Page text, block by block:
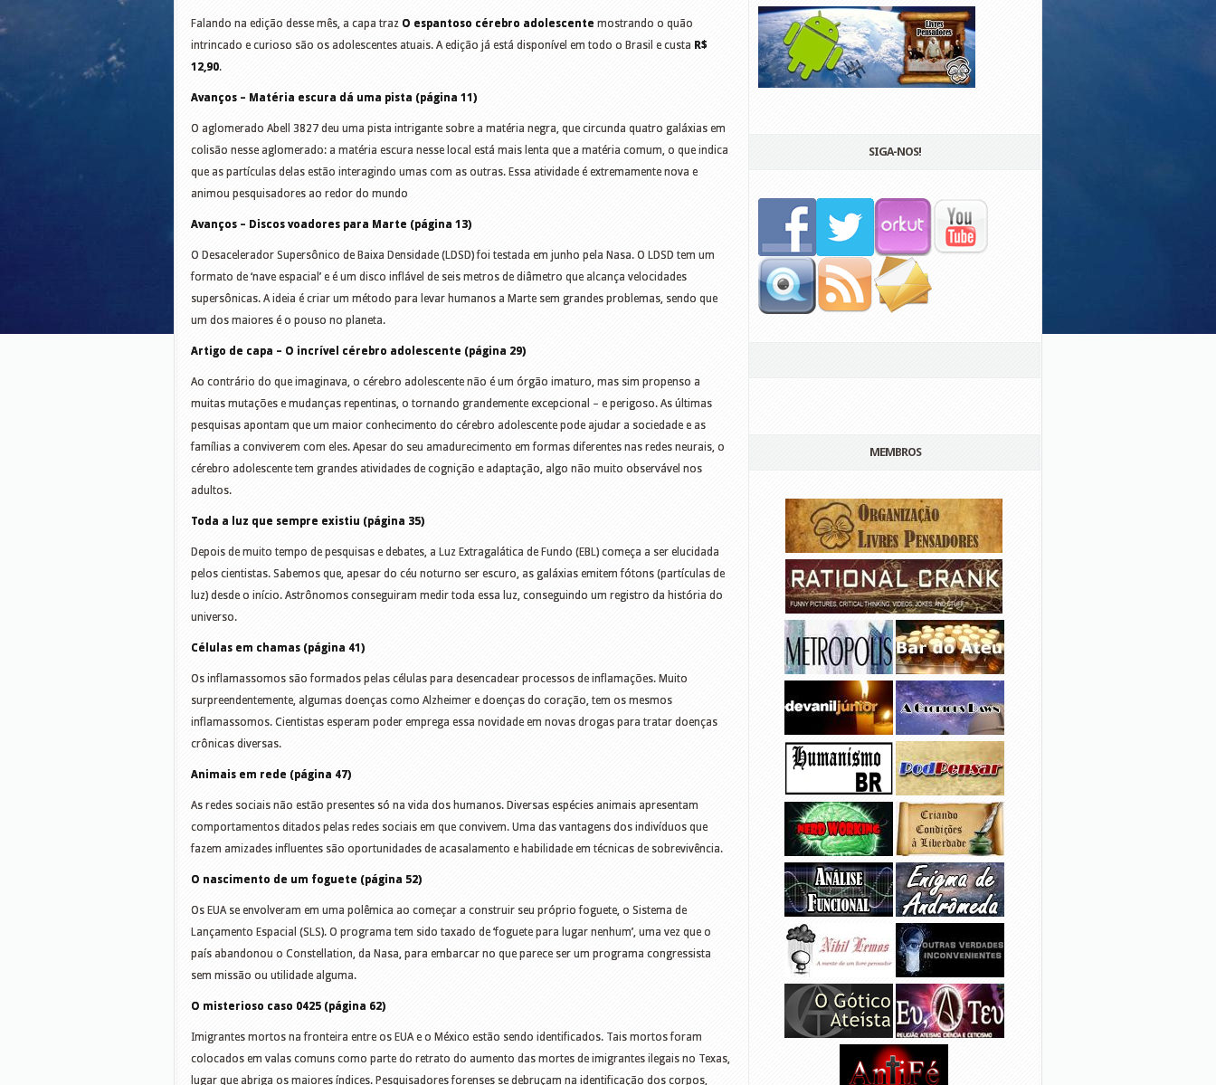
Falando na edição desse mês, a capa traz O espantoso cérebro adolescente mostrando o quão
intrincado e curioso são os adolescentes atuais. A edição já está disponível em todo o Brasil e custa R$
12,90.
Avanços – Matéria escura dá uma pista (página 11)
O aglomerado Abell 3827 deu uma pista intrigante sobre a matéria negra, que circunda quatro galáxias em
colisão nesse aglomerado: a matéria escura nesse local está mais lenta que a matéria comum, o que indica
que as partículas delas estão interagindo umas com as outras. Essa atividade é extremamente nova e
animou pesquisadores ao redor do mundo
Avanços – Discos voadores para Marte (página 13)
O Desacelerador Supersônico de Baixa Densidade (LDSD) foi testada em junho pela Nasa. O LDSD tem um
formato de ‘nave espacial’ e é um disco inflável de seis metros de diâmetro que alcança velocidades
supersônicas. A ideia é criar um método para levar humanos a Marte sem grandes problemas, sendo que
um dos maiores é o pouso no planeta.
Artigo de capa – O incrível cérebro adolescente (página 29)
Ao contrário do que imaginava, o cérebro adolescente não é um órgão imaturo, mas sim propenso a
muitas mutações e mudanças repentinas, o tornando grandemente excepcional – e perigoso. As últimas
pesquisas apontam que um maior conhecimento do cérebro adolescente pode ajudar a sociedade e as
famílias a conviverem com eles. Apesar do seu amadurecimento em formas diferentes nas redes neurais, o
cérebro adolescente tem grandes atividades de cognição e adaptação, algo não muito observável nos
adultos.
Toda a luz que sempre existiu (página 35)
Depois de muito tempo de pesquisas e debates, a Luz Extragalática de Fundo (EBL) começa a ser elucidada
pelos cientistas. Sabemos que, apesar do céu noturno ser escuro, as galáxias emitem fótons (partículas de
luz) desde o início. Astrônomos conseguiram medir toda essa luz, conseguindo um registro da história do
universo.
Células em chamas (página 41)
Os inflamassomos são formados pelas células para desencadear processos de inflamações. Muito
surpreendentemente, algumas doenças como Alzheimer e doenças do coração, tem os mesmos
inflamassomos. Cientistas esperam poder emprega essa novidade em novas drogas para tratar doenças
crônicas diversas.
Animais em rede (página 47)
As redes sociais não estão presentes só na vida dos humanos. Diversas espécies animais apresentam
comportamentos ditados pelas redes sociais em que convivem. Uma das vantagens dos indivíduos que
fazem amizades influentes são oportunidades de acasalamento e habilidade em técnicas de sobrevivência.
O nascimento de um foguete (página 52)
Os EUA se envolveram em uma polêmica ao começar a construir seu próprio foguete, o Sistema de
Lançamento Espacial (SLS). O programa tem sido taxado de ‘foguete para lugar nenhum’, uma vez que o
país abandonou o Constellation, da Nasa, para embarcar no que parece ser um programa congressista
sem missão ou utilidade alguma.
O misterioso caso 0425 (página 62)
Imigrantes mortos na fronteira entre os EUA e o México estão sendo identificados. Tais mortos foram
colocados em valas comuns como parte do retrato do aumento das mortes de imigrantes ilegais no Texas,
lugar que abriga os maiores índices. Pesquisadores forenses se debruçam na identificação dos corpos,
SIGA-NOS!
MEMBROS